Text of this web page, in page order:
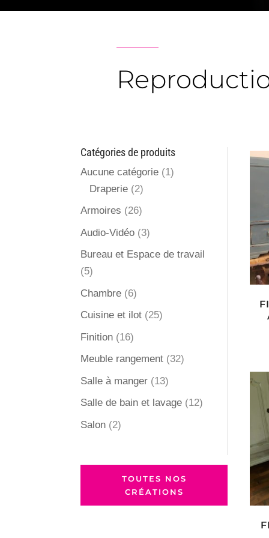
Catégories de produits
Aucune catégorie (1)
Draperie (2)
Armoires (26)
Audio-Vidéo (3)
Bureau et Espace de travail
(5)
Chambre (6)
Cuisine et ilot (25)
Finition (16)
Meuble rangement (32)
Salle à manger (13)
Salle de bain et lavage (12)
Salon (2)
TOUTES NOS
CRÉATIONS